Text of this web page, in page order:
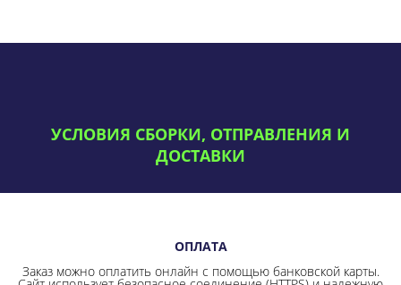
УСЛОВИЯ СБОРКИ, ОТПРАВЛЕНИЯ И
ДОСТАВКИ
ОПЛАТА
Заказ можно оплатить онлайн с помощью банковской карты.